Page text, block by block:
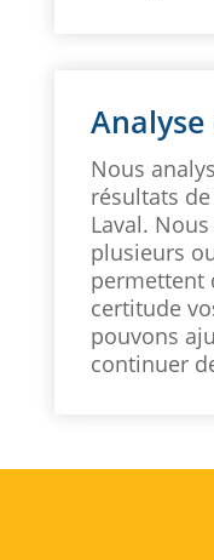
Nous
résultats
Laval.
plusieurs
permettent
certitude
pouvons
continuer